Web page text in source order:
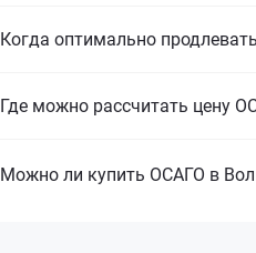
Когда оптимально
Где можно рассчитать цену
Можно ли купить ОСАГО в